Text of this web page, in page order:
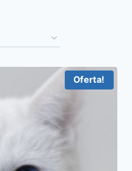
Oferta!